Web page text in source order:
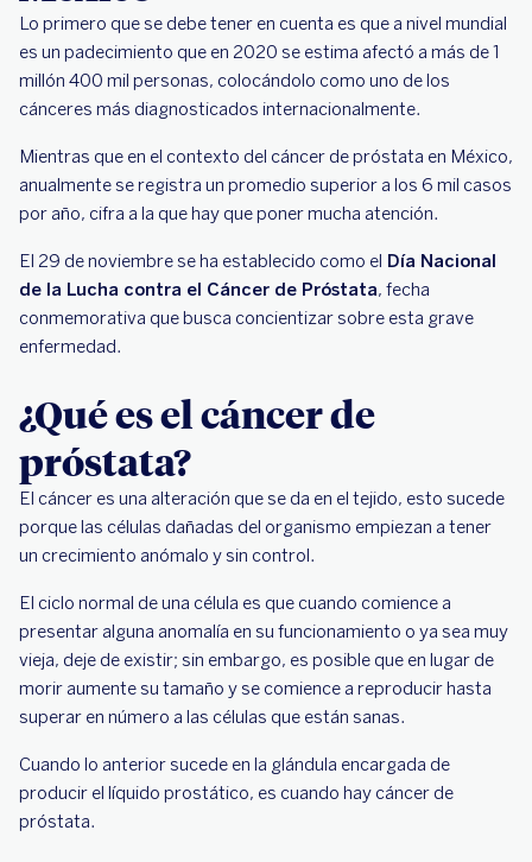
Lo primero que se debe tener en cuenta es que a nivel mundial
es un padecimiento que en 2020 se estima afectó a más de 1
millón 400 mil personas, colocándolo como uno de los
cánceres más diagnosticados internacionalmente.
Mientras que en el contexto del cáncer de próstata en México,
anualmente se registra un promedio superior a los 6 mil casos
por año, cifra a la que hay que poner mucha atención.
El 29 de noviembre se ha establecido como el Día Nacional
de la Lucha contra el Cáncer de Próstata, fecha
conmemorativa que busca concientizar sobre esta grave
enfermedad.
¿Qué es el cáncer de
próstata?
El cáncer es una alteración que se da en el tejido, esto sucede
porque las células dañadas del organismo empiezan a tener
un crecimiento anómalo y sin control.
El ciclo normal de una célula es que cuando comience a
presentar alguna anomalía en su funcionamiento o ya sea muy
vieja, deje de existir; sin embargo, es posible que en lugar de
morir aumente su tamaño y se comience a reproducir hasta
superar en número a las células que están sanas.
Cuando lo anterior sucede en la glándula encargada de
producir el líquido prostático, es cuando hay cáncer de
próstata.